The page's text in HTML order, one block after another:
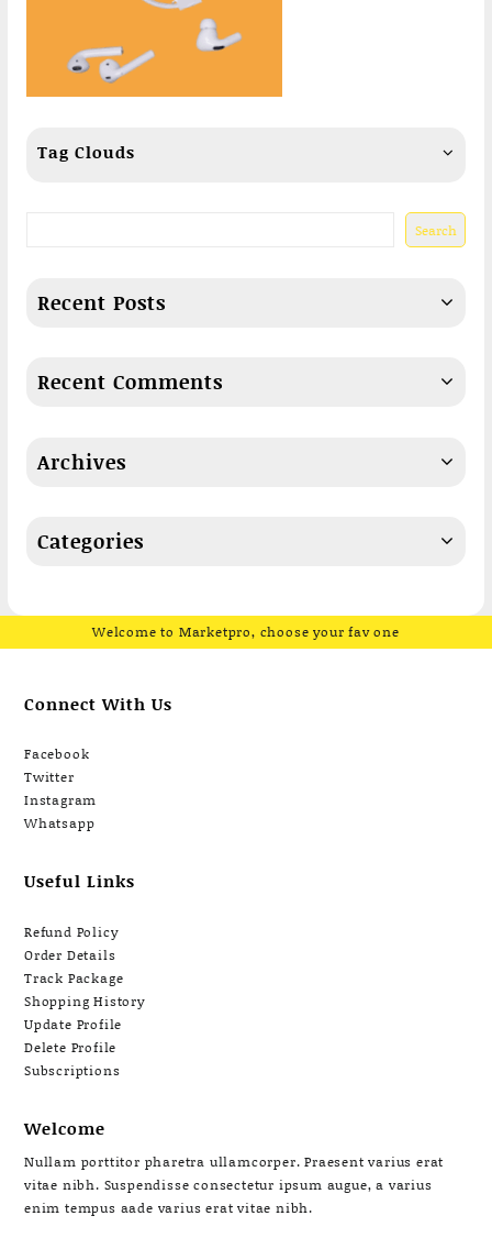
Tag Clouds
Search
Recent Posts
Recent Comments
Archives
Categories
Welcome to Marketpro, choose your fav one
Connect With Us
Facebook
Twitter
Instagram
Whatsapp
Useful Links
Refund Policy
Order Details
Track Package
Shopping History
Update Profile
Delete Profile
Subscriptions
Welcome
Nullam porttitor pharetra ullamcorper. Praesent varius erat
vitae nibh. Suspendisse consectetur ipsum augue, a varius
enim tempus aade varius erat vitae nibh.